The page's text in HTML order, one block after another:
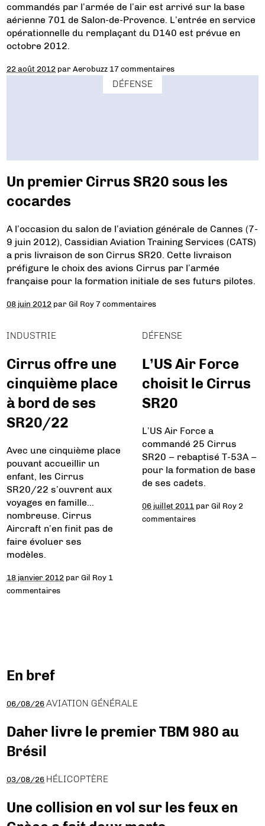
commandés par l’armée de l’air est arrivé sur la base
aérienne 701 de Salon-de-Provence. L’entrée en service
opérationnelle du remplaçant du D140 est prévue en
octobre 2012.
22 août 2012 parAerobuzz 17 commentaires
DÉFENSE
Un premier Cirrus SR20 sous les
cocardes
A l’occasion du salon de l’aviation générale de Cannes (7-
9 juin 2012), Cassidian Aviation Training Services (CATS)
a pris livraison de son Cirrus SR20. Cette livraison
préfigure le choix des avions Cirrus par l’armée
française pour la formation initiale de ses futurs pilotes.
08 juin 2012 parGil Roy 7 commentaires
INDUSTRIE
Cirrus offre une
cinquième place
à bord de ses
SR20/22
Avec une cinquième place
pouvant accueillir un
enfant, les Cirrus
SR20/22 s’ouvrent aux
voyages en famille…
nombreuse. Cirrus
Aircraft n’en finit pas de
faire évoluer ses
modèles.
18 janvier 2012 parGil Roy 1
commentaires
DÉFENSE
L’US Air Force
choisit le Cirrus
SR20
L’US Air Force a
commandé 25 Cirrus
SR20 – rebaptisé T-53A –
pour la formation de base
de ses cadets.
06 juillet 2011 parGil Roy 2
commentaires
En bref
06/08/26 AVIATION GÉNÉRALE
Daher livre le premier TBM 980 au
Brésil
03/08/26 HÉLICOPTÈRE
Une collision en vol sur les feux en